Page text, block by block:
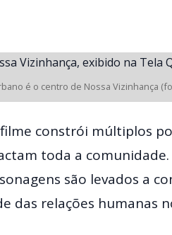
é o centro de Nossa Vizinhança
constrói múltiplos
toda a
são levados a
das relações humanas